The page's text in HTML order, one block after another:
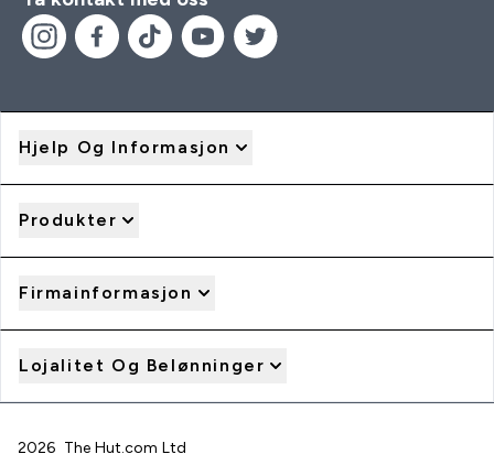
Hjelp Og Informasjon
Produkter
Firmainformasjon
Lojalitet Og Belønninger
2026 The Hut.com Ltd